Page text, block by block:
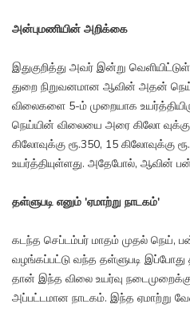
அன்புமணியின் அறிக்கை
இதுகுறித்து அவர் இன்று
துறை நிறுவனமான ஆவின் அதன்
விலைகளை 5-ம் முறையாக
நெய்யின் விலையை அரை கிலோ வுக்கு
கிலோவுக்கு ரூ.350, 15 கிலோவுக்கு
உயர்த்தியுள்ளது. அதேபோல், ஆவின்
தள்ளுபடி எனும் 'ஏமாற்று நாடகம்'
கடந்த செப்டம்பர் மாதம் முதல் நெய்,
வழங்கப்பட்டு வந்த தள்ளுபடி இப்போது
தான் இந்த விலை உயர்வு நடைமுறைக்கு
அப்பட்டமான நாடகம். இந்த ஏமாற்று